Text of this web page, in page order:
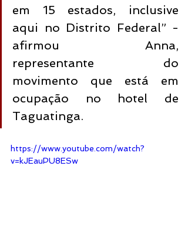
em 15 estados, inclusive
aqui no Distrito Federal” -
afirmou Anna,
representante do
movimento que está em
ocupação no hotel de
Taguatinga.
https://www.youtube.com/watch?
v=kJEauPU8ESw